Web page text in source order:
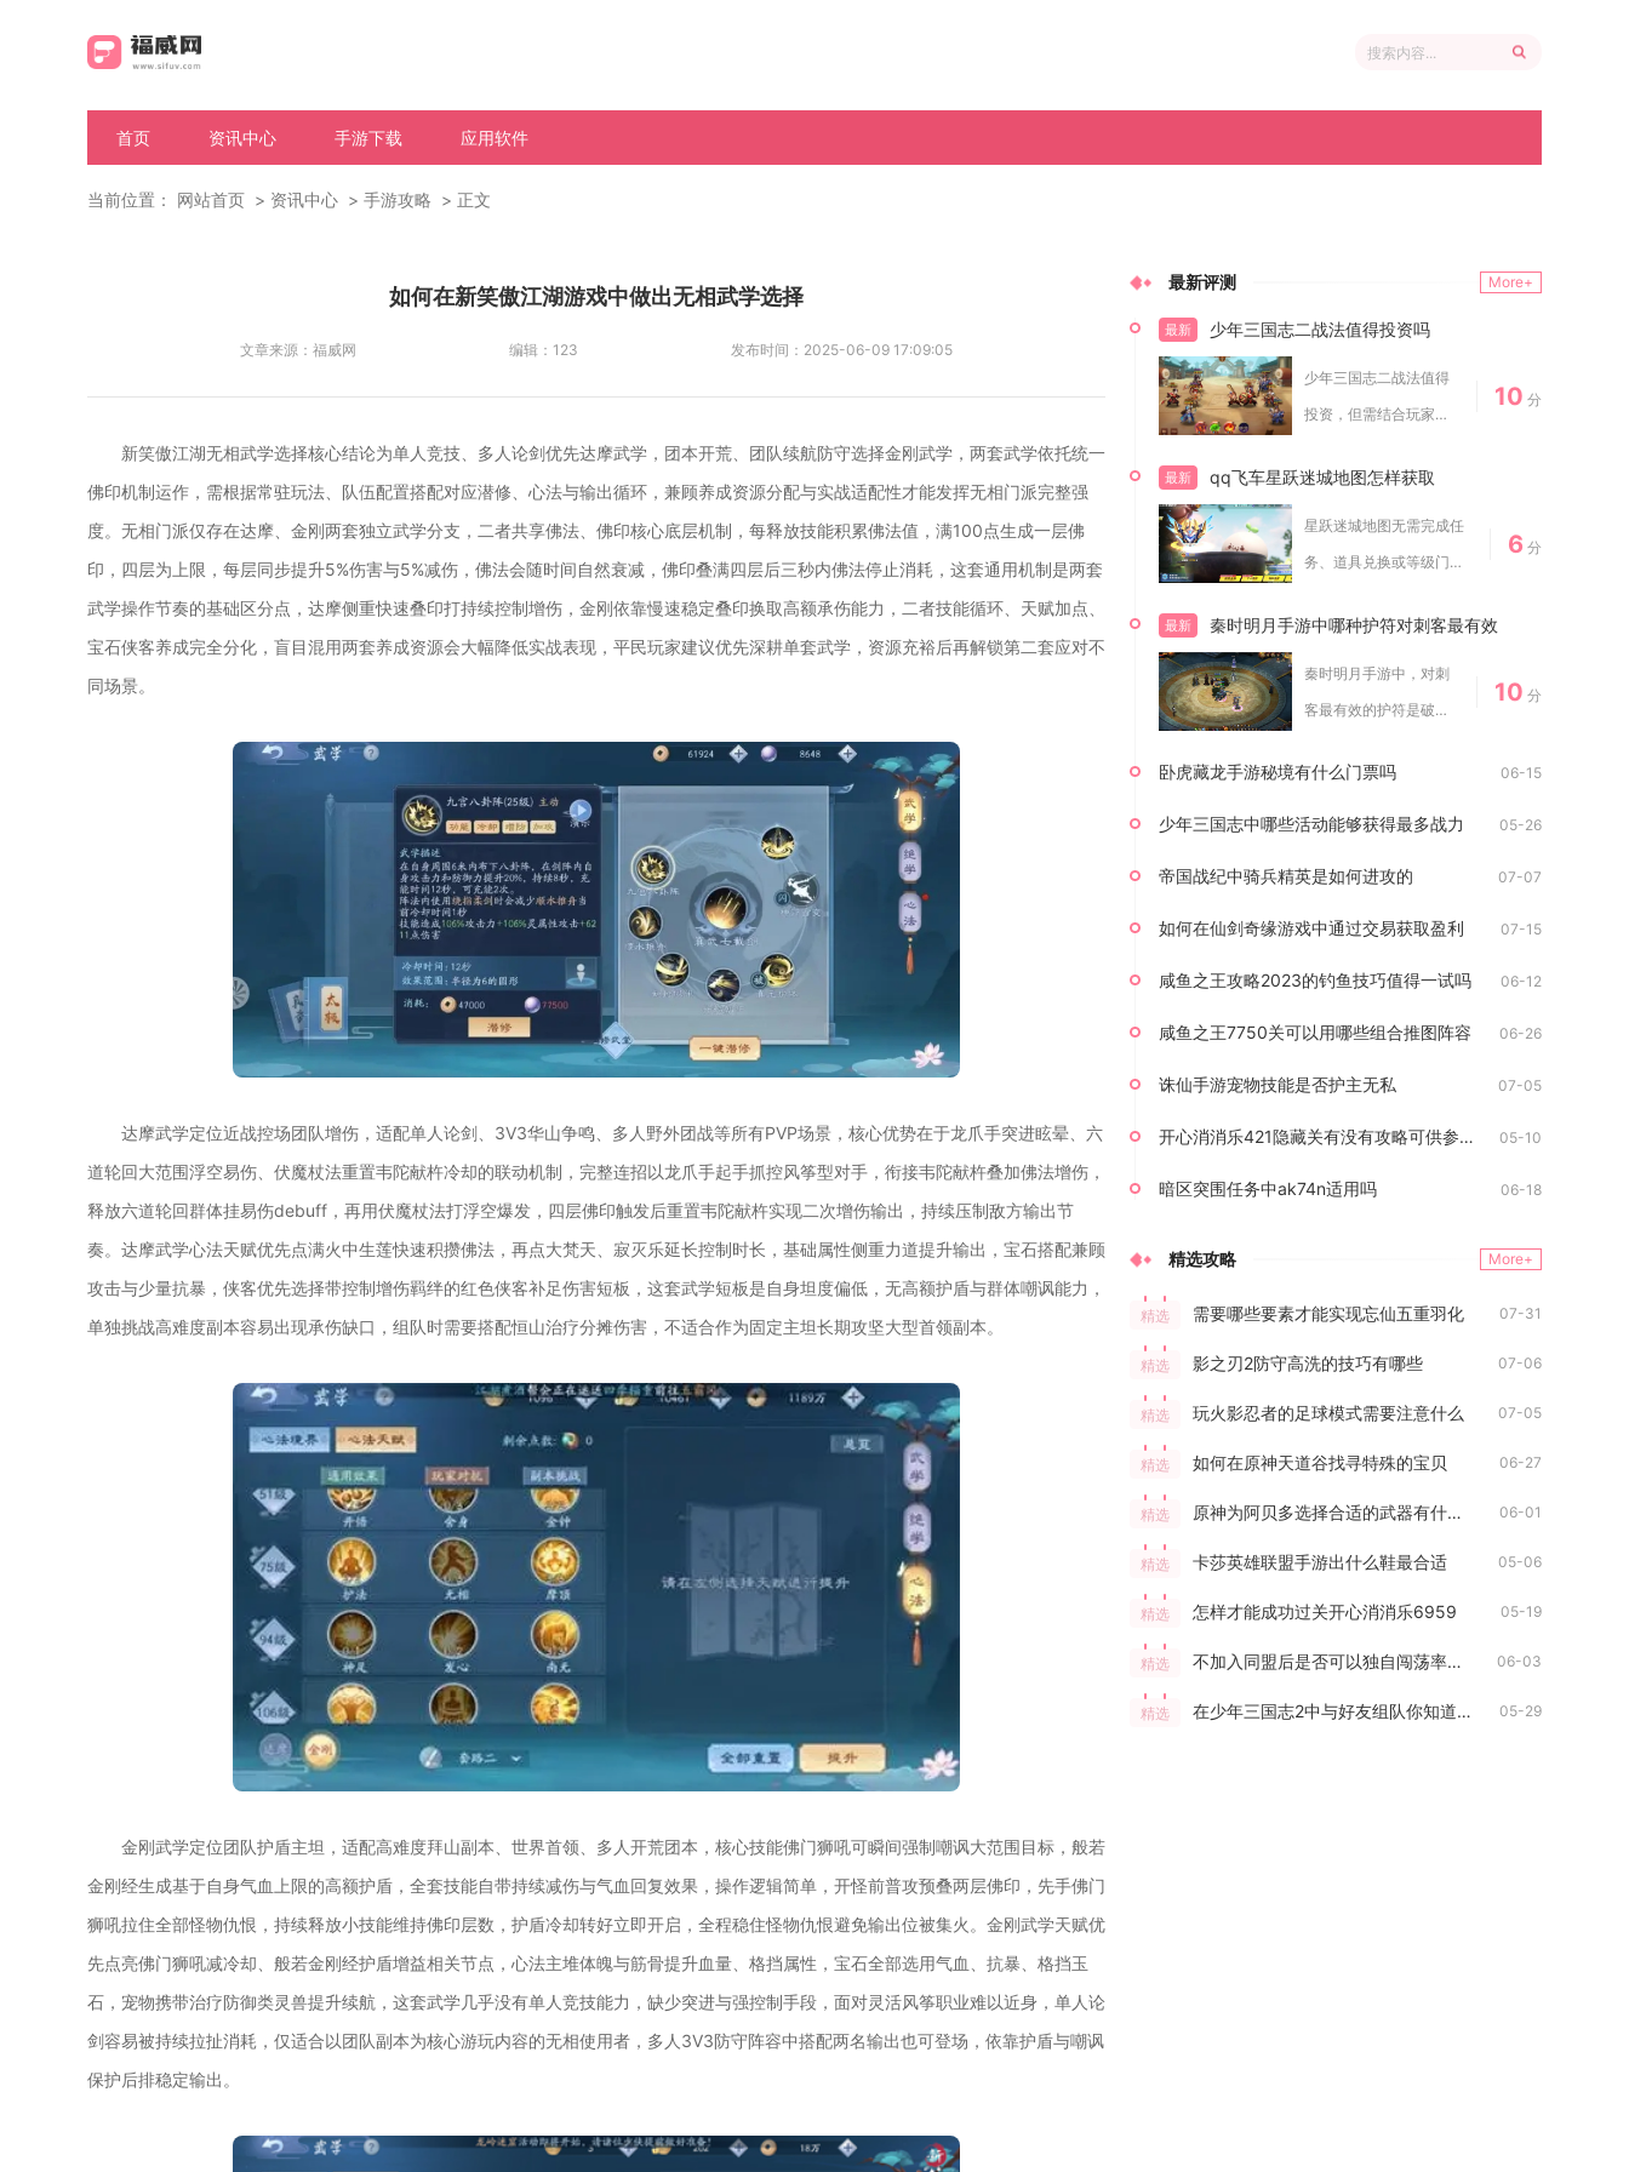
首页 资讯中心 手游下载 应用软件
当前位置： 网站首页 资讯中心 手游攻略 正文
如何在新笑傲江湖游戏中做出无相武学选择
文章来源： 福威网 编辑： 123 发布时间： 2025-06-09 17:09:05
新笑傲江湖无相武学选择核心结论为单人竞技、多人论剑优先达摩武学，团本开荒、团队续航防守选择金刚武学，两套武学依托统一
佛印机制运作，需根据常驻玩法、队伍配置搭配对应潜修、心法与输出循环，兼顾养成资源分配与实战适配性才能发挥无相门派完整强
度。无相门派仅存在达摩、金刚两套独立武学分支，二者共享佛法、佛印核心底层机制，每释放技能积累佛法值，满100点生成一层佛
印，四层为上限，每层同步提升5%伤害与5%减伤，佛法会随时间自然衰减，佛印叠满四层后三秒内佛法停止消耗，这套通用机制是两套
武学操作节奏的基础区分点，达摩侧重快速叠印打持续控制增伤，金刚依靠慢速稳定叠印换取高额承伤能力，二者技能循环、天赋加点、
宝石侠客养成完全分化，盲目混用两套养成资源会大幅降低实战表现，平民玩家建议优先深耕单套武学，资源充裕后再解锁第二套应对不
同场景。
达摩武学定位近战控场团队增伤，适配单人论剑、3V3华山争鸣、多人野外团战等所有PVP场景，核心优势在于龙爪手突进眩晕、六
道轮回大范围浮空易伤、伏魔杖法重置韦陀献杵冷却的联动机制，完整连招以龙爪手起手抓控风筝型对手，衔接韦陀献杵叠加佛法增伤，
释放六道轮回群体挂易伤debuff，再用伏魔杖法打浮空爆发，四层佛印触发后重置韦陀献杵实现二次增伤输出，持续压制敌方输出节
奏。达摩武学心法天赋优先点满火中生莲快速积攒佛法，再点大梵天、寂灭乐延长控制时长，基础属性侧重力道提升输出，宝石搭配兼顾
攻击与少量抗暴，侠客优先选择带控制增伤羁绊的红色侠客补足伤害短板，这套武学短板是自身坦度偏低，无高额护盾与群体嘲讽能力，
单独挑战高难度副本容易出现承伤缺口，组队时需要搭配恒山治疗分摊伤害，不适合作为固定主坦长期攻坚大型首领副本。
金刚武学定位团队护盾主坦，适配高难度拜山副本、世界首领、多人开荒团本，核心技能佛门狮吼可瞬间强制嘲讽大范围目标，般若
金刚经生成基于自身气血上限的高额护盾，全套技能自带持续减伤与气血回复效果，操作逻辑简单，开怪前普攻预叠两层佛印，先手佛门
狮吼拉住全部怪物仇恨，持续释放小技能维持佛印层数，护盾冷却转好立即开启，全程稳住怪物仇恨避免输出位被集火。金刚武学天赋优
先点亮佛门狮吼减冷却、般若金刚经护盾增益相关节点，心法主堆体魄与筋骨提升血量、格挡属性，宝石全部选用气血、抗暴、格挡玉
石，宠物携带治疗防御类灵兽提升续航，这套武学几乎没有单人竞技能力，缺少突进与强控制手段，面对灵活风筝职业难以近身，单人论
剑容易被持续拉扯消耗，仅适合以团队副本为核心游玩内容的无相使用者，多人3V3防守阵容中搭配两名输出也可登场，依靠护盾与嘲讽
保护后排稳定输出。
最新评测 More+
最新 少年三国志二战法值得投资吗
少年三国志二战法值得
投资，但需结合玩家资
性...
10 分
最新 qq飞车星跃迷城地图怎样获取
星跃迷城地图无需完成任
务、道具兑换或等级门槛
6 分
最新 秦时明月手游中哪种护符对刺客最有效
秦时明月手游中，对刺
客最有效的护符是破妄·
10 分
卧虎藏龙手游秘境有什么门票吗 06-15
少年三国志中哪些活动能够获得最多战力 05-26
帝国战纪中骑兵精英是如何进攻的 07-07
如何在仙剑奇缘游戏中通过交易获取盈利 07-15
咸鱼之王攻略2023的钓鱼技巧值得一试吗 06-12
咸鱼之王7750关可以用哪些组合推图阵容 06-26
诛仙手游宠物技能是否护主无私 07-05
开心消消乐421隐藏关有没有攻略可供参考 05-10
暗区突围任务中ak74n适用吗 06-18
精选攻略 More+
精选 需要哪些要素才能实现忘仙五重羽化 07-31
精选 影之刃2防守高洗的技巧有哪些 07-06
精选 玩火影忍者的足球模式需要注意什么 07-05
精选 如何在原神天道谷找寻特殊的宝贝 06-27
精选 原神为阿贝多选择合适的武器有什么技巧 06-01
精选 卡莎英雄联盟手游出什么鞋最合适 05-06
精选 怎样才能成功过关开心消消乐6959 05-19
精选 不加入同盟后是否可以独自闯荡率土之滨 06-03
精选 在少年三国志2中与好友组队你知道怎么做吗 05-29